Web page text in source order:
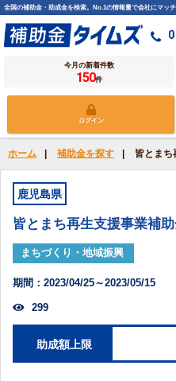
全国の補助金・助成金を検索。No.1の情報量で会社にマッ
今月の新着件数
150件
ログイン
ホーム | 補助金を探す | 皆とま
鹿児島県
皆とまち再生支援事業補
まちづくり・地域振興
期間：2023/04/25～2023/05/15
299
助成額上限